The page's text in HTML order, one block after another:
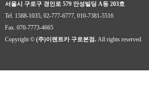
서울시 구로구 경인로 579 안성빌딩 A동 203호
Tel. 1588-1035, 02-777-6777, 010-7381-5516
Fax. 070-7773-4665
Copyright © (주)이렌트카 구로본점. All rights reserved.